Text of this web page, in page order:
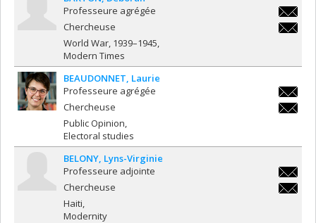
Professeure agrégée
Chercheuse
World War, 1939–1945
Modern Times
BEAUDONNET Laurie
Professeure agrégée
Chercheuse
Public Opinion
Electoral studies
BELONY Lyns-Virginie
lyns-
Professeure adjointe
Chercheuse
Haiti
Modernity